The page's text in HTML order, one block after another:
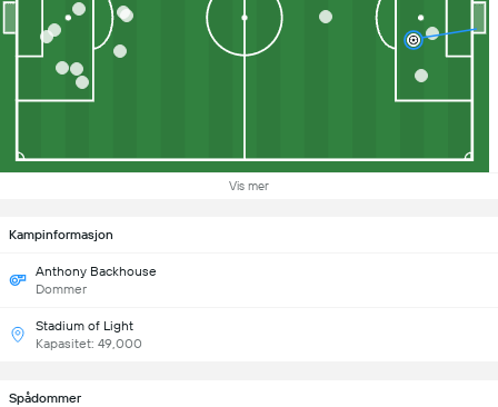
Vis mer
Kampinformasjon
Anthony Backhouse
Dommer
Stadium of Light
Kapasitet: 49,000
Spådommer